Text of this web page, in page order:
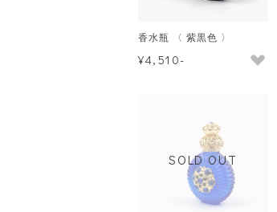
香水瓶 〈 紫黒色 〉
¥4,510-
SOLD OUT